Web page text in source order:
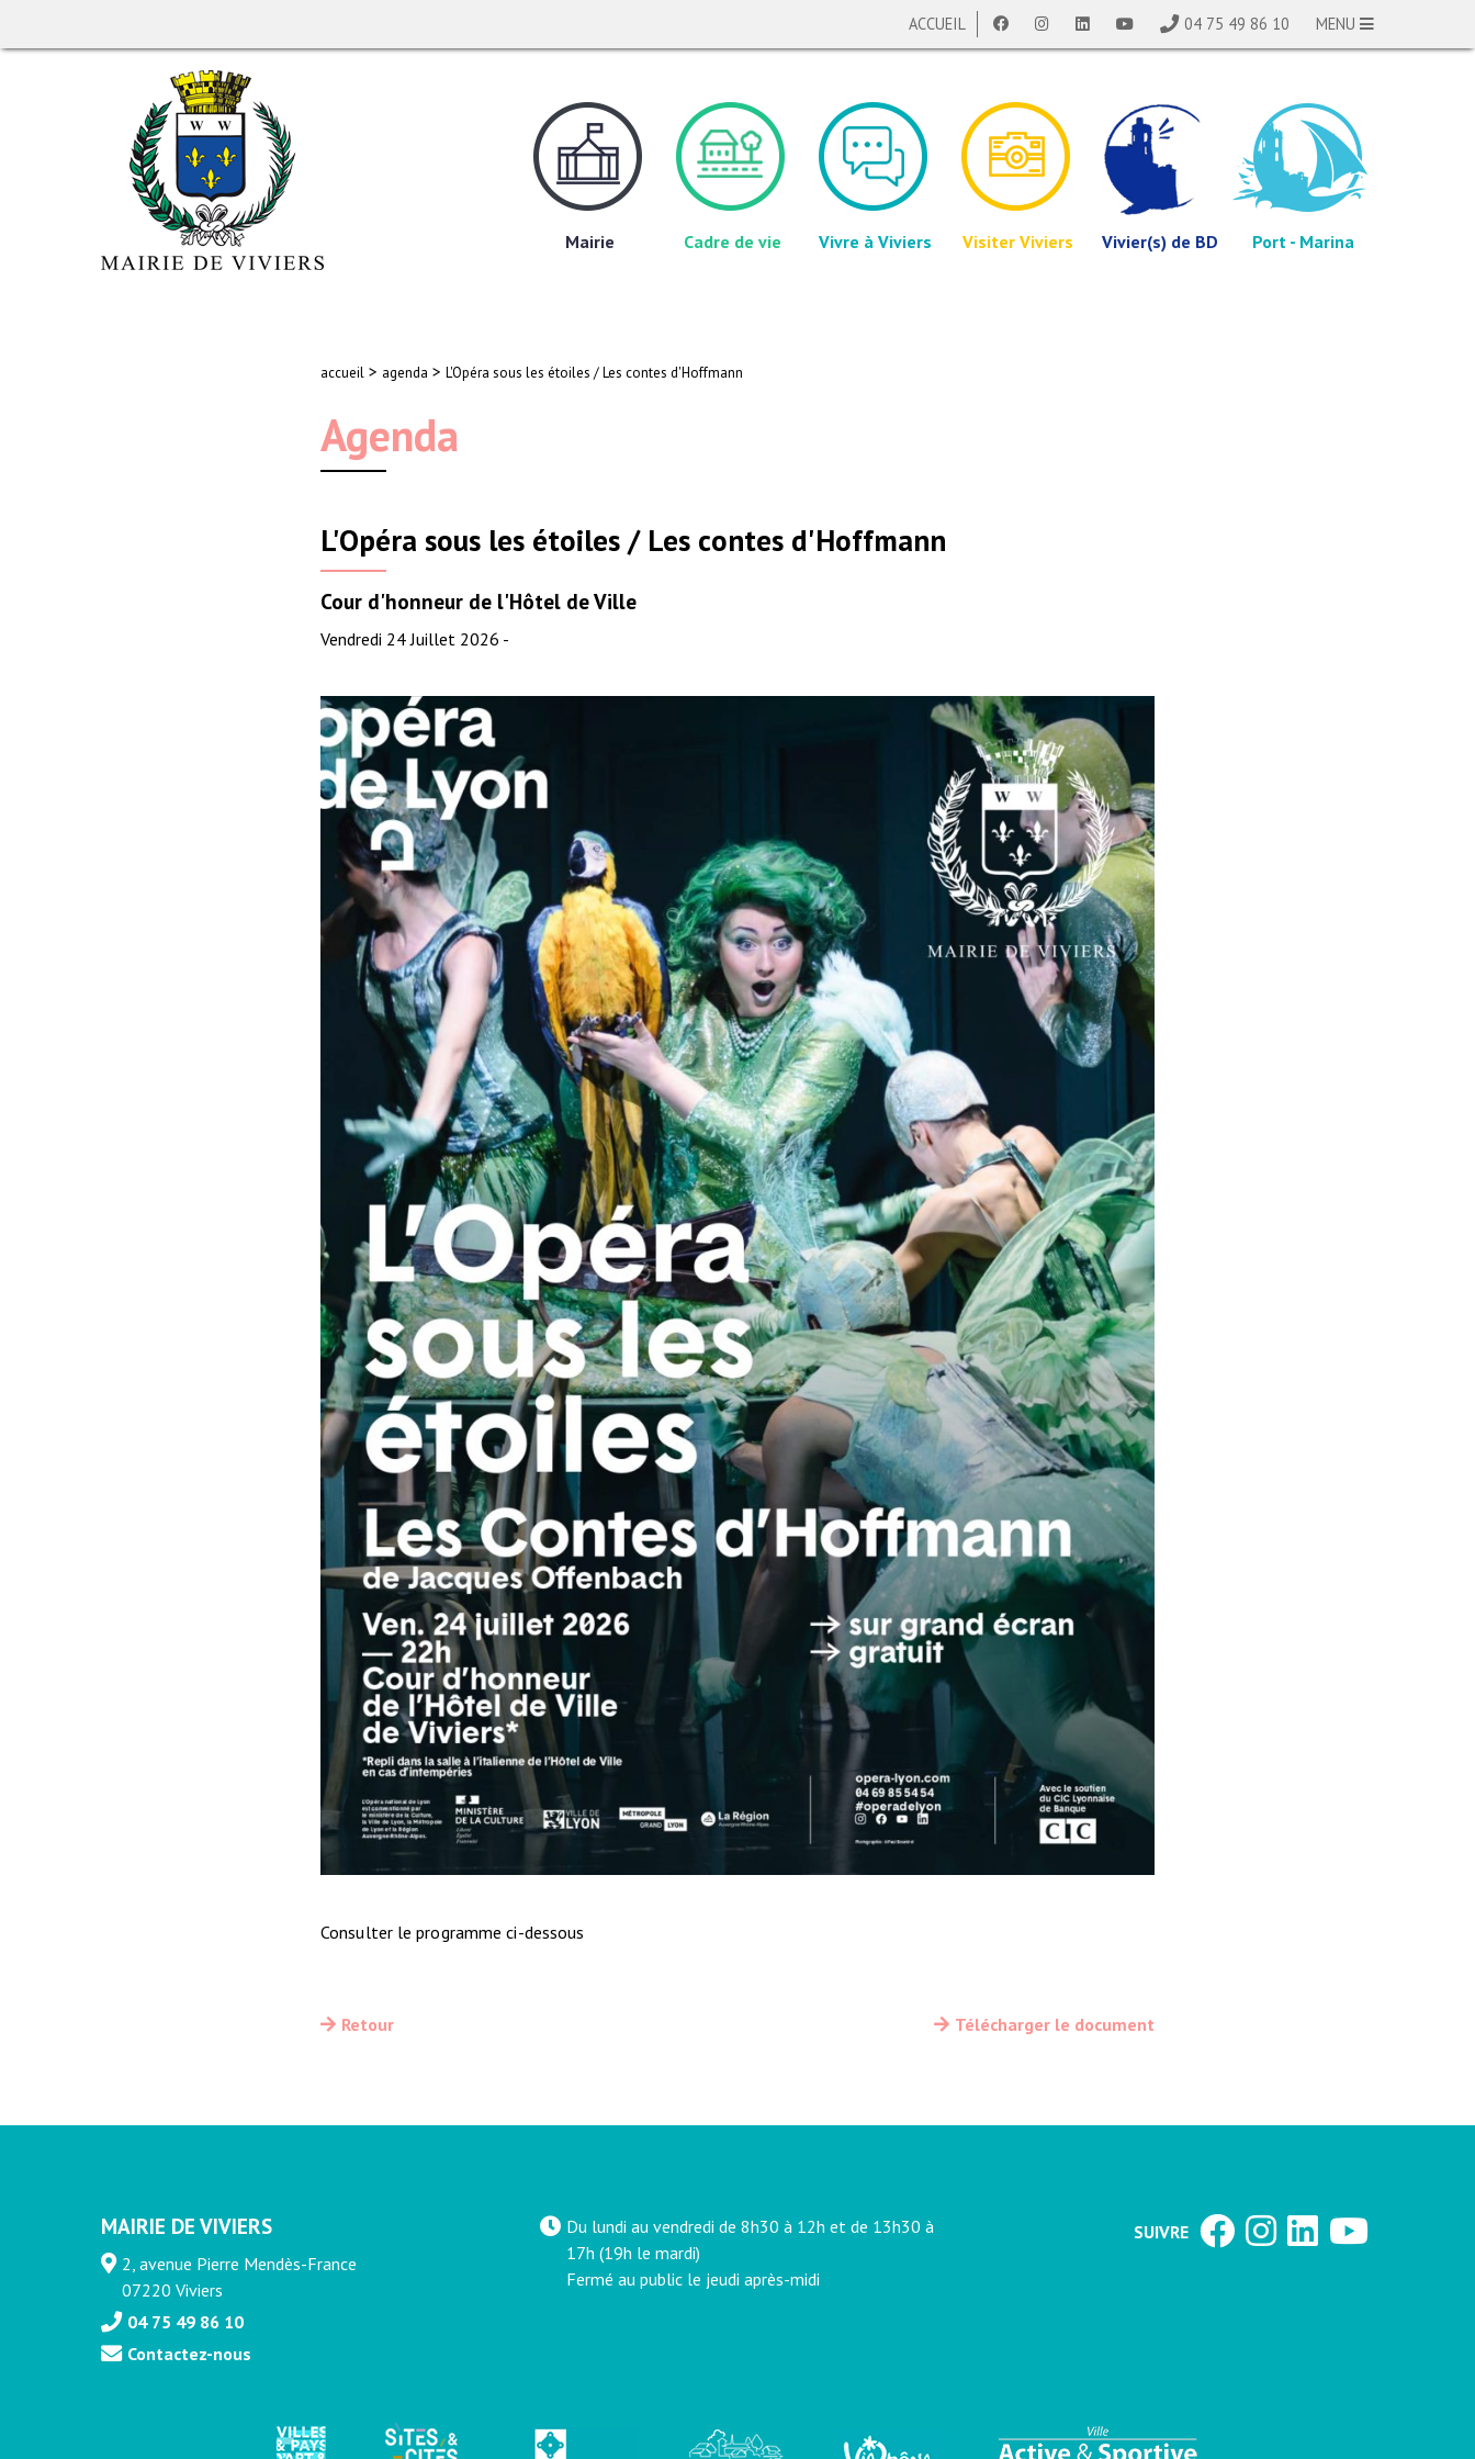
ACCUEIL 04 75 49 86 10 MENU
Mairie Cadre de vie Vivre à Viviers Visiter Viviers Vivier(s) de BD Port - Marina
accueil > agenda > L'Opéra sous les étoiles / Les contes d'Hoffmann
Agenda
L'Opéra sous les étoiles / Les contes d'Hoffmann
Cour d'honneur de l'Hôtel de Ville
Vendredi 24 Juillet 2026 -
Consulter le programme ci-dessous
Télécharger le document
Retour
MAIRIE DE VIVIERS
2, avenue Pierre Mendès-France
07220 Viviers
04 75 49 86 10
Contactez-nous
Du lundi au vendredi de 8h30 à 12h et de 13h30 à
17h (19h le mardi)
Fermé au public le jeudi après-midi
SUIVRE